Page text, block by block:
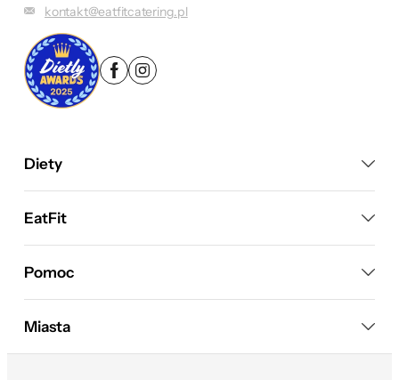
kontakt@eatfitcatering.pl
Diety
EatFit
Pomoc
Miasta